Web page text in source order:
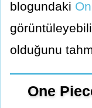
blogundaki
olduğunu
One